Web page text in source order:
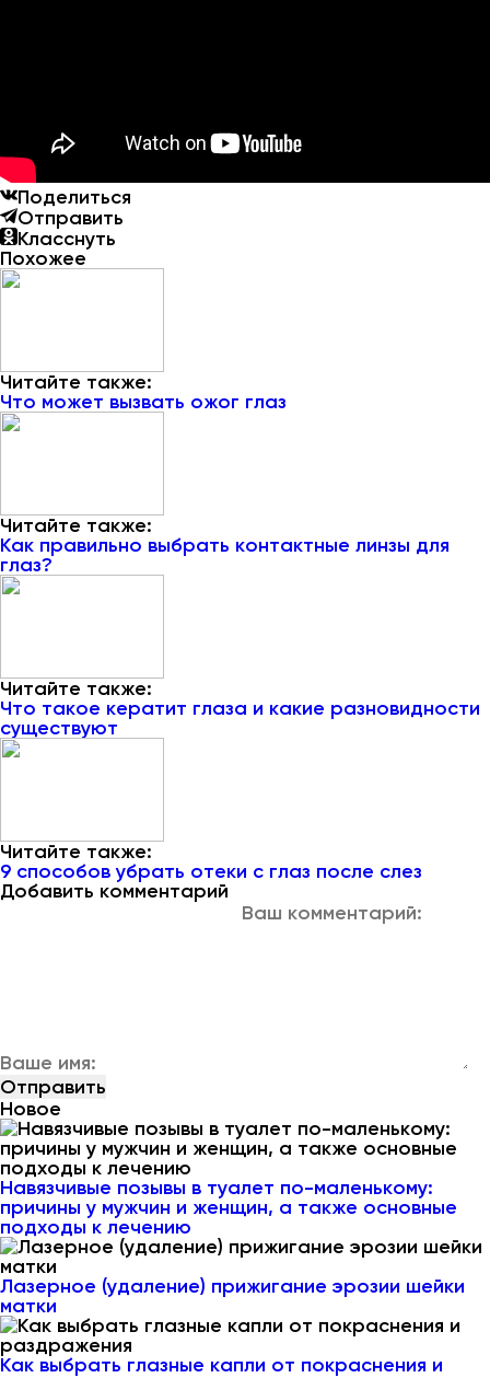
Поделиться
Отправить
Класснуть
Похожее
Читайте также:
Что может вызвать ожог глаз
Читайте также:
Как правильно выбрать контактные линзы для
глаз?
Читайте также:
Что такое кератит глаза и какие разновидности
существуют
Читайте также:
9 способов убрать отеки с глаз после слез
Добавить комментарий
Новое
Навязчивые позывы в туалет по-маленькому:
причины у мужчин и женщин, а также основные
подходы к лечению
Лазерное (удаление) прижигание эрозии шейки
матки
Как выбрать глазные капли от покраснения и